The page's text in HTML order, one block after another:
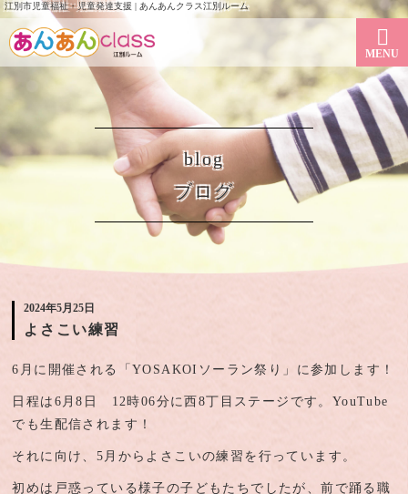
江別市児童福祉・児童発達支援 | あんあんクラス江別ルーム
blog
ブログ
MENU
2024年5月25日
よさこい練習
6月に開催される「YOSAKOIソーラン祭り」に参加します！
日程は6月8日 12時06分に西8丁目ステージです。YouTube
でも生配信されます！
それに向け、5月からよさこいの練習を行っています。
初めは戸惑っている様子の子どもたちでしたが、前で踊る職